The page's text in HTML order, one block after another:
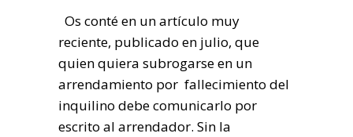
Os conté en un artículo muy
reciente, publicado en julio, que
quien quiera subrogarse en un
arrendamiento por fallecimiento del
inquilino debe comunicarlo por
escrito al arrendador. Sin la